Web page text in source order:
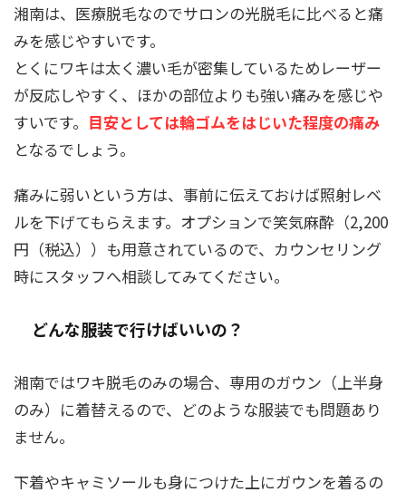
湘南は、医療脱毛なのでサロンの光脱毛に比べると痛
みを感じやすいです。
とくにワキは太く濃い毛が密集しているためレーザー
が反応しやすく、ほかの部位よりも強い痛みを感じや
すいです。 目安としては輪ゴムをはじいた程度の痛み
となるでしょう。
痛みに弱いという方は、事前に伝えておけば照射レベ
ルを下げてもらえます。オプションで笑気麻酔（2,200
円（税込））も用意されているので、カウンセリング
時にスタッフへ相談してみてください。
どんな服装で行けばいいの？
湘南ではワキ脱毛のみの場合、専用のガウン（上半身
のみ）に着替えるので、どのような服装でも問題あり
ません。
下着やキャミソールも身につけた上にガウンを着るの